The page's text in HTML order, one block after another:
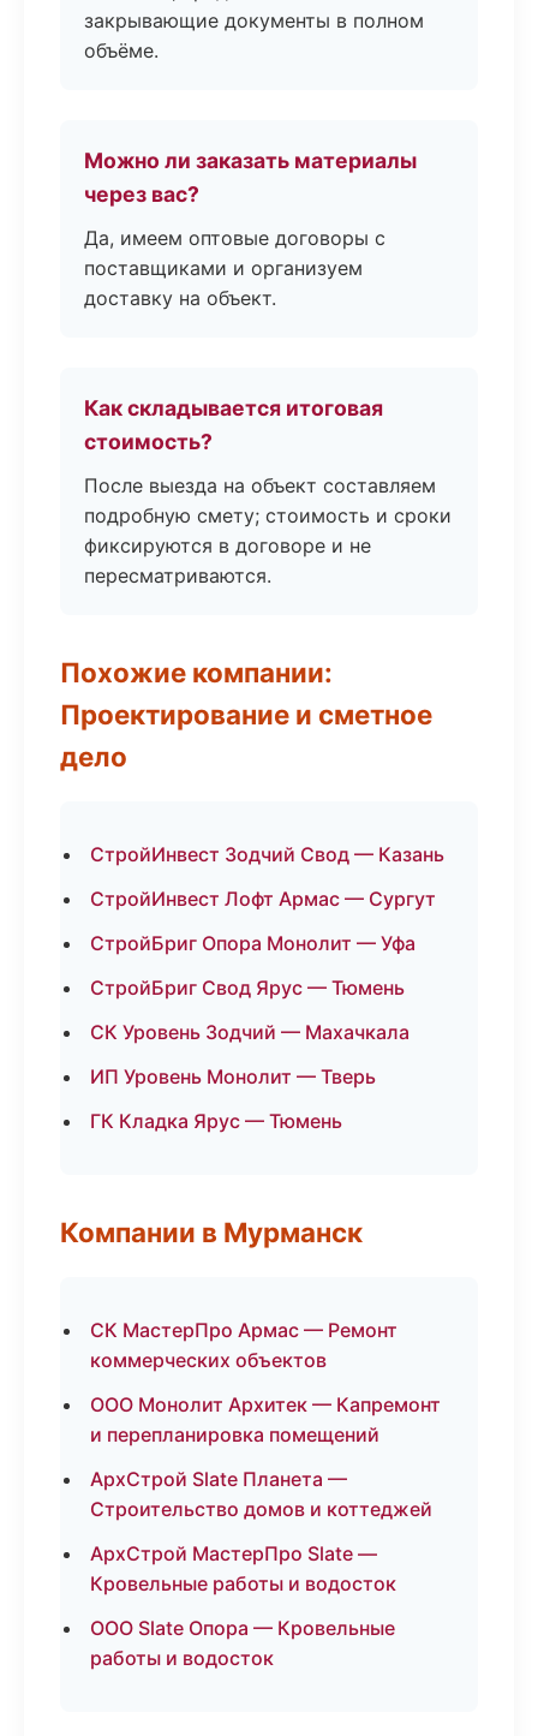
закрывающие документы в полном
объёме.
Можно ли заказать материалы
через вас?
Да, имеем оптовые договоры с
поставщиками и организуем
доставку на объект.
Как складывается итоговая
стоимость?
После выезда на объект составляем
подробную смету; стоимость и сроки
фиксируются в договоре и не
пересматриваются.
Похожие компании:
Проектирование и сметное
дело
СтройИнвест Зодчий Свод — Казань
СтройИнвест Лофт Армас — Сургут
СтройБриг Опора Монолит — Уфа
СтройБриг Свод Ярус — Тюмень
СК Уровень Зодчий — Махачкала
ИП Уровень Монолит — Тверь
ГК Кладка Ярус — Тюмень
Компании в Мурманск
СК МастерПро Армас — Ремонт
коммерческих объектов
ООО Монолит Архитек — Капремонт
и перепланировка помещений
АрхСтрой Slate Планета —
Строительство домов и коттеджей
АрхСтрой МастерПро Slate —
Кровельные работы и водосток
ООО Slate Опора — Кровельные
работы и водосток